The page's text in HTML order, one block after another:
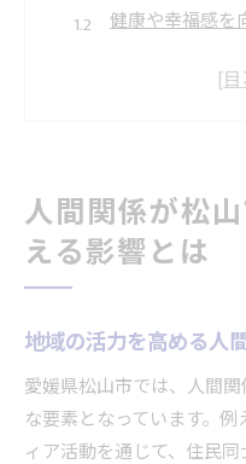
健康や幸福感を
多様性理解と人
地域イベント参加で
地元フェスティ
地域文化を学び
スポーツイベン
音楽フェスを通
人間関係が松
える影響とは
地域の活力を高める人
愛媛県松山市では、人間
な要素となっています。
ィア活動を通じて、住民